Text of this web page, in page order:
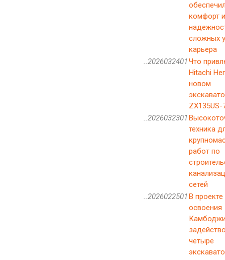
комфорт и
сложных
карьера
..2026032401 Что
Hitachi
новом
ZX135US-
..2026032301
техника
работ по
сетей
..2026022501 В проекте
освоения
четыре